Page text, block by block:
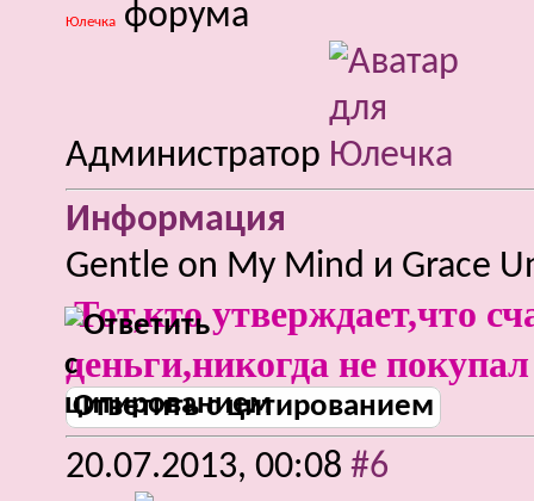
Юлечка
Администратор
Информация
Gentle on My Mind и Grace
Тот,кто утверждает,что
деньги,никогда не
Ответить с цитированием
20.07.2013, 00:08 #6